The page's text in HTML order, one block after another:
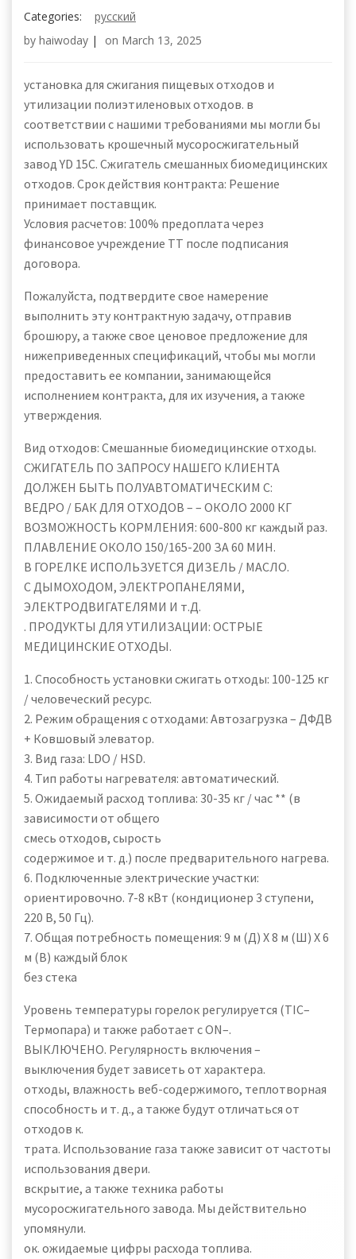
Categories:
русский
by haiwoday | on March 13, 2025
установка для сжигания пищевых отходов и
утилизации полиэтиленовых отходов. в
соответствии с нашими требованиями мы могли бы
использовать крошечный мусоросжигательный
завод YD 15C. Сжигатель смешанных биомедицинских
отходов. Срок действия контракта: Решение
принимает поставщик.
Условия расчетов: 100% предоплата через
финансовое учреждение TT после подписания
договора.
Пожалуйста, подтвердите свое намерение
выполнить эту контрактную задачу, отправив
брошюру, а также свое ценовое предложение для
нижеприведенных спецификаций, чтобы мы могли
предоставить ее компании, занимающейся
исполнением контракта, для их изучения, а также
утверждения.
Вид отходов: Смешанные биомедицинские отходы.
СЖИГАТЕЛЬ ПО ЗАПРОСУ НАШЕГО КЛИЕНТА
ДОЛЖЕН БЫТЬ ПОЛУАВТОМАТИЧЕСКИМ С:
ВЕДРО / БАК ДЛЯ ОТХОДОВ – – ОКОЛО 2000 КГ
ВОЗМОЖНОСТЬ КОРМЛЕНИЯ: 600-800 кг каждый раз.
ПЛАВЛЕНИЕ ОКОЛО 150/165-200 ЗА 60 МИН.
В ГОРЕЛКЕ ИСПОЛЬЗУЕТСЯ ДИЗЕЛЬ / МАСЛО.
С ДЫМОХОДОМ, ЭЛЕКТРОПАНЕЛЯМИ,
ЭЛЕКТРОДВИГАТЕЛЯМИ И т.Д.
. ПРОДУКТЫ ДЛЯ УТИЛИЗАЦИИ: ОСТРЫЕ
МЕДИЦИНСКИЕ ОТХОДЫ.
1. Способность установки сжигать отходы: 100-125 кг
/ человеческий ресурс.
2. Режим обращения с отходами: Автозагрузка – ДФДВ
+ Ковшовый элеватор.
3. Вид газа: LDO / HSD.
4. Тип работы нагревателя: автоматический.
5. Ожидаемый расход топлива: 30-35 кг / час ** (в
зависимости от общего
смесь отходов, сырость
содержимое и т. д.) после предварительного нагрева.
6. Подключенные электрические участки:
ориентировочно. 7-8 кВт (кондиционер 3 ступени,
220 В, 50 Гц).
7. Общая потребность помещения: 9 м (Д) X 8 м (Ш) X 6
м (В) каждый блок
без стека
Уровень температуры горелок регулируется (TIC–
Термопара) и также работает с ON–.
ВЫКЛЮЧЕНО. Регулярность включения –
выключения будет зависеть от характера.
отходы, влажность веб-содержимого, теплотворная
способность и т. д., а также будут отличаться от
отходов к.
трата. Использование газа также зависит от частоты
использования двери.
вскрытие, а также техника работы
мусоросжигательного завода. Мы действительно
упомянули.
ок. ожидаемые цифры расхода топлива.